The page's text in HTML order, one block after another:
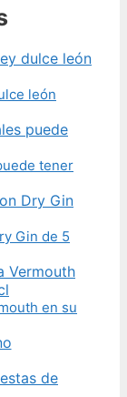
león
tener
Gin de 5
en su